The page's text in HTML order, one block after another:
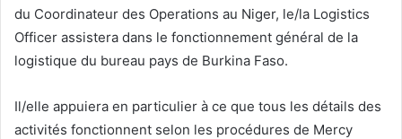
du Coordinateur des Operations au Niger, le/la Logistics
Officer assistera dans le fonctionnement général de la
logistique du bureau pays de Burkina Faso.
Il/elle appuiera en particulier à ce que tous les détails des
activités fonctionnent selon les procédures de Mercy